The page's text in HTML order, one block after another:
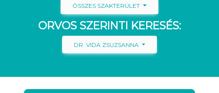
ÖSSZES SZAKTERÜLET
ORVOS SZERINTI KERESÉS:
DR. VIDA ZSUZSANNA